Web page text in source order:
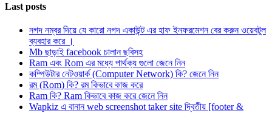
Last posts
নগদ নম্বর দিয়ে যে কারো নগদ একাউন্ট এর হাফ ইনফরমেশন বের করুন ওয়েবটুল
ব্যবহার করে ।
Mb ছাড়াই facebook চালান ছবিসহ
Ram এবং Rom এর মধ্যে পার্থক্য গুলো জেনে নিন
কম্পিউটার নেটওয়ার্ক (Computer Network) কি? জেনে নিন
রম (Rom) কি? রম কিভাবে কাজ করে
Ram কি? Ram কিভাবে কাজ করে জেনে নিন
Wapkiz এ বানান web screenshot taker site দ্বিতীয় [footer &